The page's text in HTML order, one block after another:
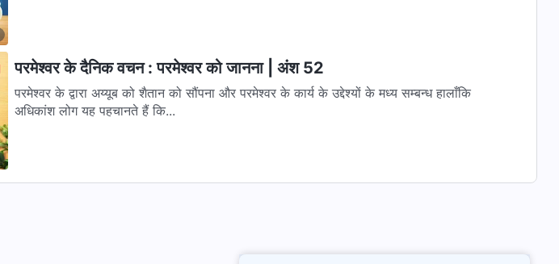
परमेश्वर के दैनिक वचन : परमेश्वर को जानना | अंश 52
परमेश्वर के द्वारा अय्यूब को शैतान को सौंपना और परमेश्वर के कार्य के उद्देश्यों के मध्य सम्बन्ध हालाँकि
अधिकांश लोग यह पहचानते हैं कि...